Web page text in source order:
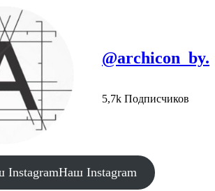
@archicon_by.
5,7k Подписчиков
InstagramНаш Instagram